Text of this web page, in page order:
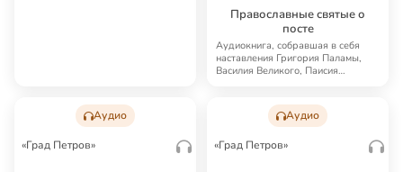
Православные святые о
посте
Аудиокнига, собравшая в себя
наставления Григория Паламы,
Василия Великого, Паисия
Аудио
«Град Петров»
Аудио
«Град Петров»